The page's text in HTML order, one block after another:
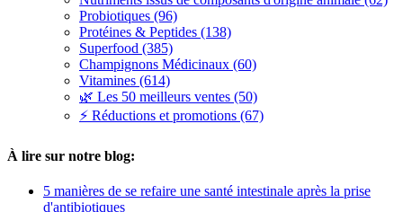
Probiotiques (96)
Protéines & Peptides (138)
Superfood (385)
Champignons Médicinaux (60)
Vitamines (614)
🌿 Les 50 meilleurs ventes (50)
⚡ Réductions et promotions (67)
À lire sur notre blog:
5 manières de se refaire une santé intestinale après la prise
d'antibiotiques